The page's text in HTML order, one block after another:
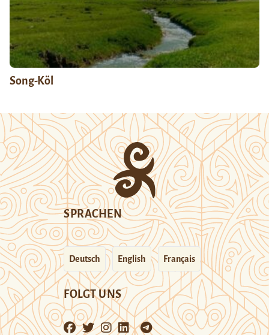
Song-Köl
SPRACHEN
Deutsch English Français
FOLGT UNS